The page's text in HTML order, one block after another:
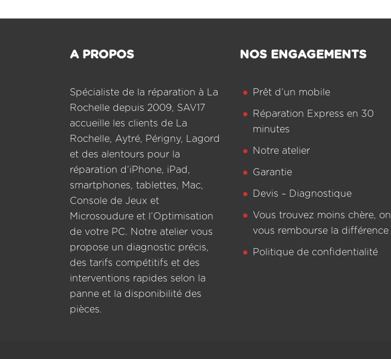
A PROPOS
Spécialiste de la réparation à La
Rochelle depuis 2009, SAV17
accueille les clients de La
Rochelle, Aytré, Périgny, Lagord
et des alentours pour la
réparation d’iPhone, iPad,
smartphones, tablettes, Mac,
Console de Jeux et
Microsoudure et l’Optimisation
de votre PC. Notre atelier vous
propose un diagnostic précis,
des tarifs compétitifs et des
interventions rapides selon la
panne et la disponibilité des
pièces.
NOS ENGAGEMENTS
Prêt d’un mobile
Réparation Express en 30
minutes
Notre atelier
Garantie
Devis – Diagnostique
Vous trouvez moins chère, on
vous rembourse la différence
Politique de confidentialité